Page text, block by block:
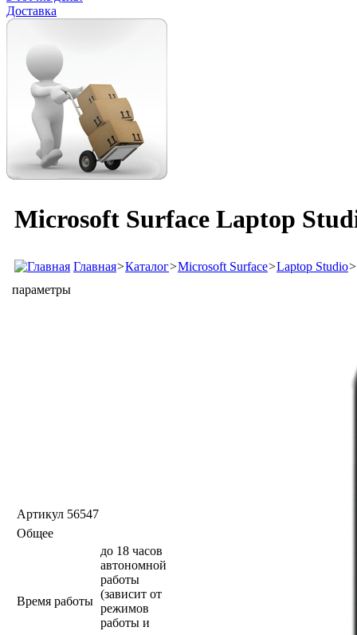
Доставка
Microsoft Surface Laptop
Главная>Каталог>Microsoft Surface>Laptop Studio>
параметры
Артикул 56547
Общее
Время работы
до 18 часов
автономной
работы
(зависит от
режимов
работы и